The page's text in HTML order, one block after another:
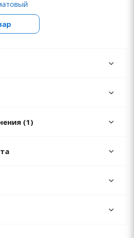
(1)